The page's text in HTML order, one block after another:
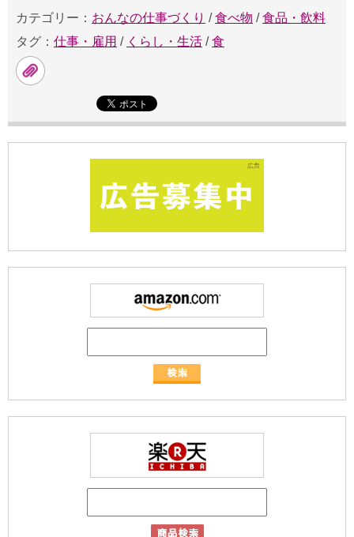
カテゴリー： おんなの仕事づくり /食べ物 /食品・飲料
タグ： 仕事・雇用 / くらし・生活 /食